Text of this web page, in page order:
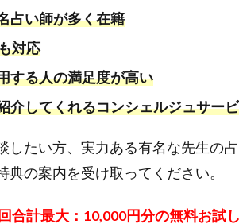
占い師が多く在籍
対応
する人の満足度が高い
介してくれるコンシェルジュサー
したい方、実力ある有名な先生の
の案内を受け取ってください。
合計最大：10,000円分の無料お試